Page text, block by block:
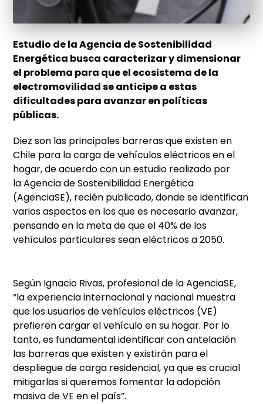
Estudio de la Agencia de Sostenibilidad
Energética busca caracterizar y dimensionar
el problema para que el ecosistema de la
electromovilidad se anticipe a estas
dificultades para avanzar en políticas
públicas.
Diez son las principales barreras que existen en
Chile para la carga de vehículos eléctricos en el
hogar, de acuerdo con un estudio realizado por
la Agencia de Sostenibilidad Energética
(AgenciaSE), recién publicado, donde se identifican
varios aspectos en los que es necesario avanzar,
pensando en la meta de que el 40% de los
vehículos particulares sean eléctricos a 2050.
Según Ignacio Rivas, profesional de la AgenciaSE,
“la experiencia internacional y nacional muestra
que los usuarios de vehículos eléctricos (VE)
prefieren cargar el vehículo en su hogar. Por lo
tanto, es fundamental identificar con antelación
las barreras que existen y existirán para el
despliegue de carga residencial, ya que es crucial
mitigarlas si queremos fomentar la adopción
masiva de VE en el país”.